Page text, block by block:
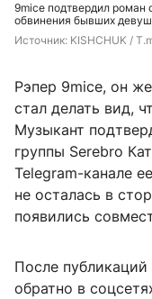
9mice подтвердил роман
обвинения бывших
Источник: KISHCHUK /
Рэпер 9mice, он
стал делать вид,
Музыкант
группы Serebro
Telegram-канале
не осталась в
появились
После
обратно в